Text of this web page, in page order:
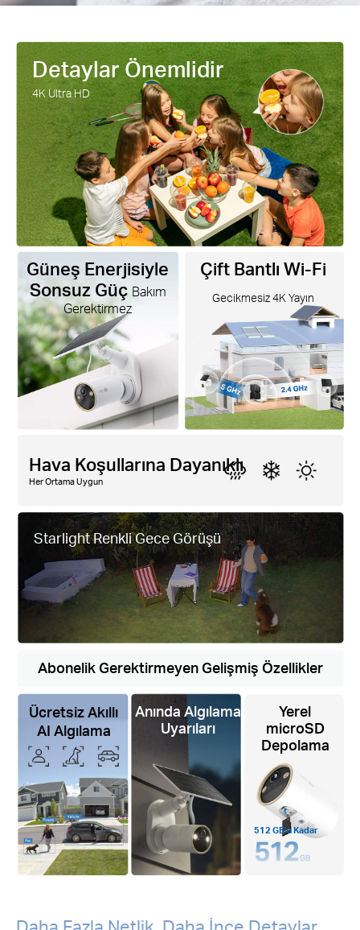
Detaylar Önemlidir
4K Ultra HD
Güneş Enerjisiyle
Sonsuz Güç Bakım
Gerektirmez
Çift Bantlı Wi-Fi
Gecikmesiz 4K Yayın
Ücretsiz Akıllı
AI Algılama
Anında Algılama
Uyarıları
Yerel
microSD
Depolama
512 GB’a Kadar
Abonelik Gerektirmeyen Gelişmiş Özellikler
Hava Koşullarına Dayanıklı
Her Ortama Uygun
Starlight Renkli Gece Görüşü